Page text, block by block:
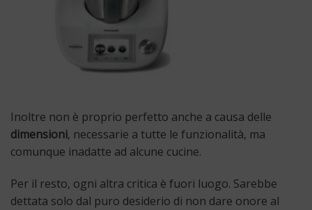
Inoltre non è proprio perfetto anche a causa delle
dimensioni, necessarie a tutte le funzionalità, ma
comunque inadatte ad alcune cucine.
Per il resto, ogni altra critica è fuori luogo. Sarebbe
dettata solo dal puro desiderio di non dare onore al